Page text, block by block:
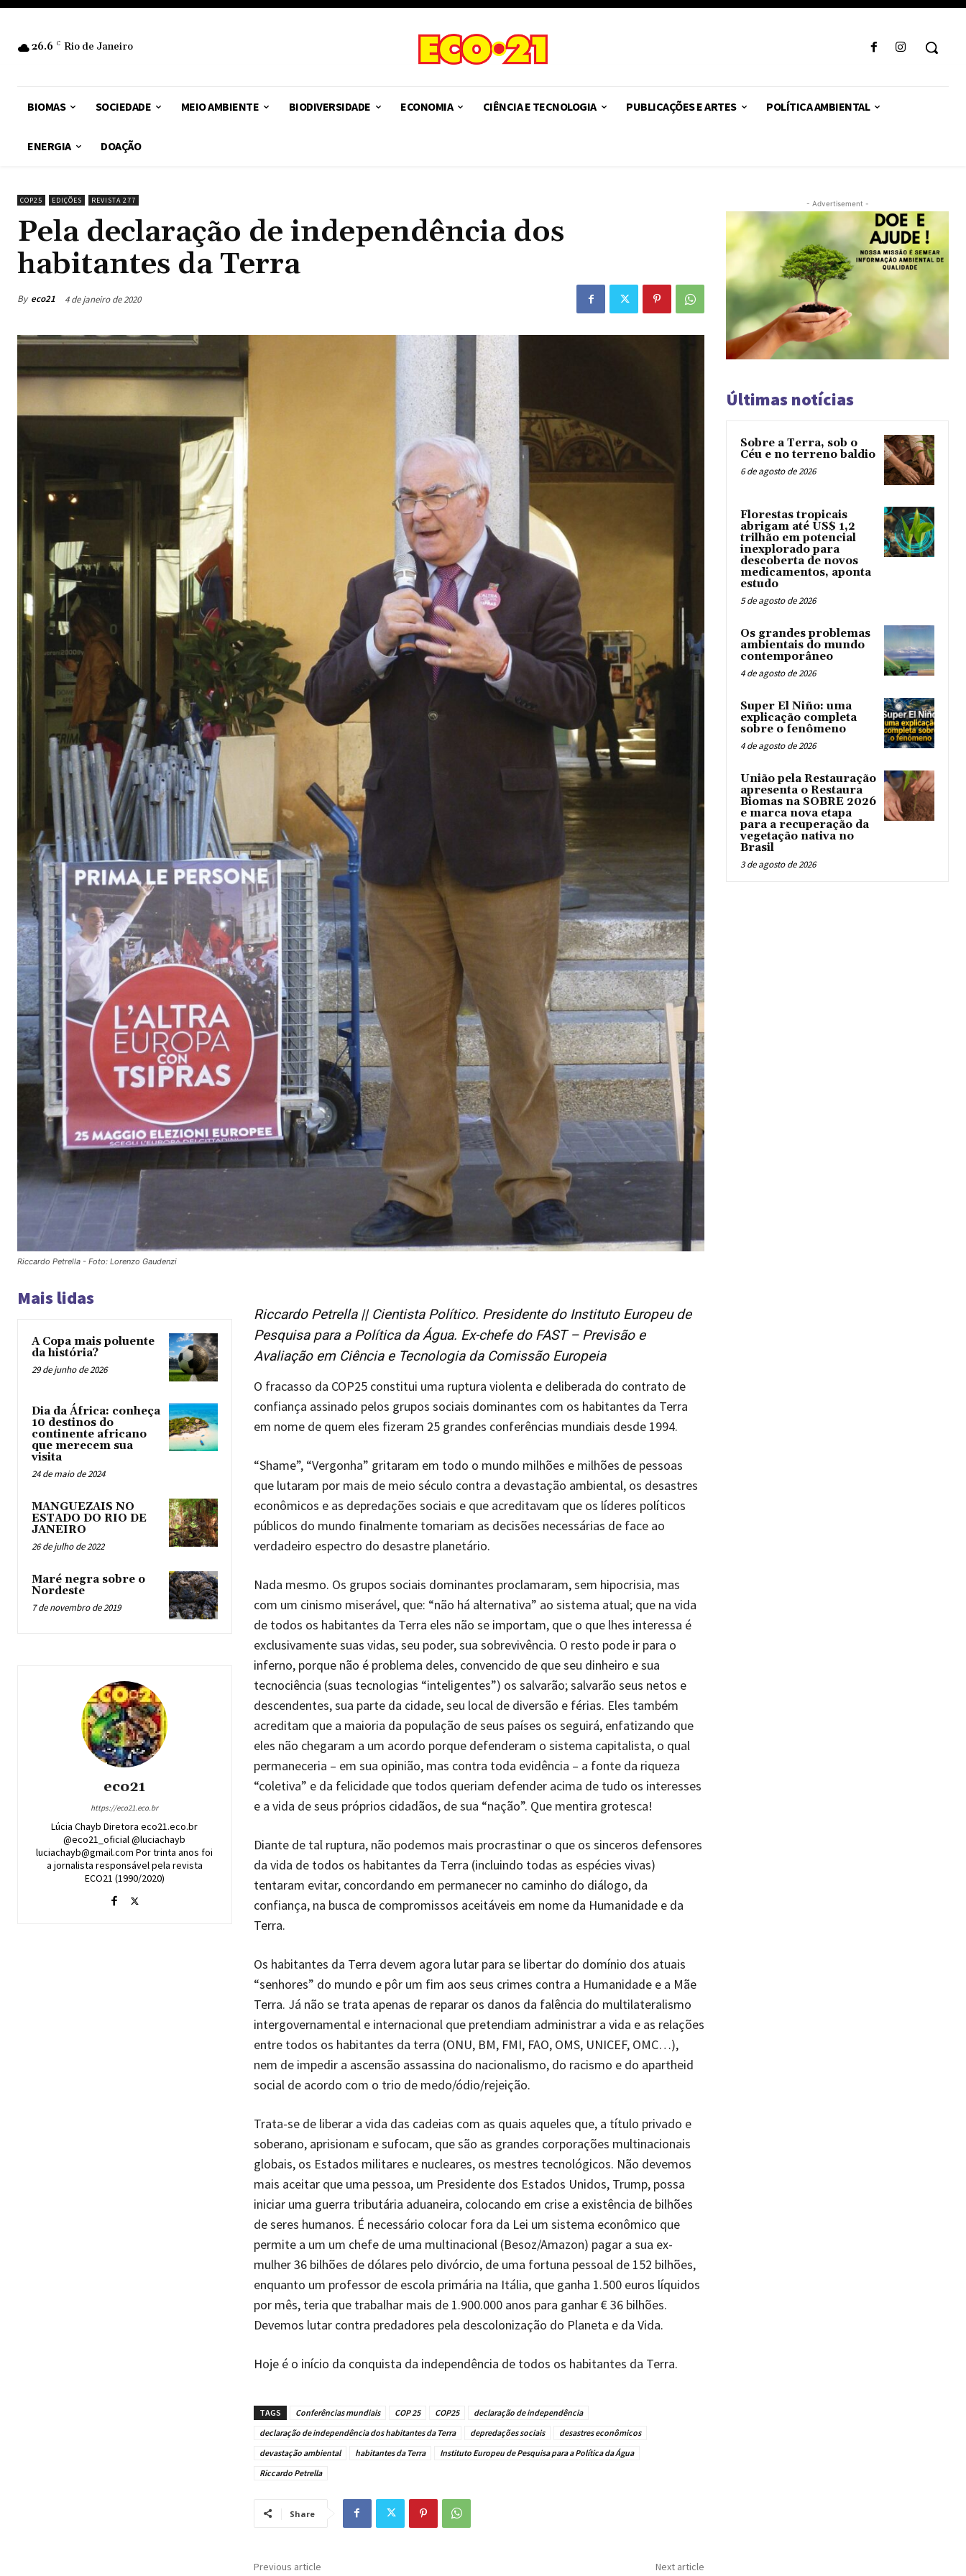
26.6 C Rio de Janeiro
BIOMAS SOCIEDADE MEIO AMBIENTE BIODIVERSIDADE ECONOMIA CIÊNCIA E TECNOLOGIA PUBLICAÇÕES E ARTES POLÍTICA AMBIENTAL
ENERGIA DOAÇÃO
COP25 EDIÇÕES REVISTA 277
Pela declaração de independência dos
habitantes da Terra
By eco21 4 de janeiro de 2020
Riccardo Petrella - Foto: Lorenzo Gaudenzi
Mais lidas
A Copa mais poluente
da história?
29 de junho de 2026
Dia da África: conheça
10 destinos do
continente africano
que merecem sua
visita
24 de maio de 2024
MANGUEZAIS NO
ESTADO DO RIO DE
JANEIRO
26 de julho de 2022
Maré negra sobre o
Nordeste
7 de novembro de 2019
eco21
https://eco21.eco.br
Lúcia Chayb Diretora eco21.eco.br
@eco21_oficial @luciachayb
luciachayb@gmail.com Por trinta anos foi
a jornalista responsável pela revista
ECO21 (1990/2020)
Riccardo Petrella || Cientista Político. Presidente do Instituto Europeu de
Pesquisa para a Política da Água. Ex-chefe do FAST – Previsão e
Avaliação em Ciência e Tecnologia da Comissão Europeia
O fracasso da COP25 constitui uma ruptura violenta e deliberada do contrato de
confiança assinado pelos grupos sociais dominantes com os habitantes da Terra
em nome de quem eles fizeram 25 grandes conferências mundiais desde 1994.
“Shame”, “Vergonha” gritaram em todo o mundo milhões e milhões de pessoas
que lutaram por mais de meio século contra a devastação ambiental, os desastres
econômicos e as depredações sociais e que acreditavam que os líderes políticos
públicos do mundo finalmente tomariam as decisões necessárias de face ao
verdadeiro espectro do desastre planetário.
Nada mesmo. Os grupos sociais dominantes proclamaram, sem hipocrisia, mas
com um cinismo miserável, que: “não há alternativa” ao sistema atual; que na vida
de todos os habitantes da Terra eles não se importam, que o que lhes interessa é
exclusivamente suas vidas, seu poder, sua sobrevivência. O resto pode ir para o
inferno, porque não é problema deles, convencido de que seu dinheiro e sua
tecnociência (suas tecnologias “inteligentes”) os salvarão; salvarão seus netos e
descendentes, sua parte da cidade, seu local de diversão e férias. Eles também
acreditam que a maioria da população de seus países os seguirá, enfatizando que
eles não chegaram a um acordo porque defenderam o sistema capitalista, o qual
permaneceria – em sua opinião, mas contra toda evidência – a fonte da riqueza
“coletiva” e da felicidade que todos queriam defender acima de tudo os interesses
e a vida de seus próprios cidadãos, de sua “nação”. Que mentira grotesca!
Diante de tal ruptura, não podemos mais procrastinar o que os sinceros defensores
da vida de todos os habitantes da Terra (incluindo todas as espécies vivas)
tentaram evitar, concordando em permanecer no caminho do diálogo, da
confiança, na busca de compromissos aceitáveis em nome da Humanidade e da
Terra.
Os habitantes da Terra devem agora lutar para se libertar do domínio dos atuais
“senhores” do mundo e pôr um fim aos seus crimes contra a Humanidade e a Mãe
Terra. Já não se trata apenas de reparar os danos da falência do multilateralismo
intergovernamental e internacional que pretendiam administrar a vida e as relações
entre todos os habitantes da terra (ONU, BM, FMI, FAO, OMS, UNICEF, OMC…),
nem de impedir a ascensão assassina do nacionalismo, do racismo e do apartheid
social de acordo com o trio de medo/ódio/rejeição.
Trata-se de liberar a vida das cadeias com as quais aqueles que, a título privado e
soberano, aprisionam e sufocam, que são as grandes corporações multinacionais
globais, os Estados militares e nucleares, os mestres tecnológicos. Não devemos
mais aceitar que uma pessoa, um Presidente dos Estados Unidos, Trump, possa
iniciar uma guerra tributária aduaneira, colocando em crise a existência de bilhões
de seres humanos. É necessário colocar fora da Lei um sistema econômico que
permite a um um chefe de uma multinacional (Besoz/Amazon) pagar a sua ex-
mulher 36 bilhões de dólares pelo divórcio, de uma fortuna pessoal de 152 bilhões,
enquanto um professor de escola primária na Itália, que ganha 1.500 euros líquidos
por mês, teria que trabalhar mais de 1.900.000 anos para ganhar € 36 bilhões.
Devemos lutar contra predadores pela descolonização do Planeta e da Vida.
Hoje é o início da conquista da independência de todos os habitantes da Terra.
TAGS Conferências mundiais COP 25 COP25
declaração de independência
declaração de independência dos habitantes da Terra
depredações sociais
desastres econômicos
devastação ambiental
habitantes da Terra
Instituto Europeu de Pesquisa para a Política da Água
Riccardo Petrella
Share
Previous article Next article
- Advertisement -
Últimas notícias
Sobre a Terra, sob o
Céu e no terreno baldio
6 de agosto de 2026
Florestas tropicais
abrigam até US$ 1,2
trilhão em potencial
inexplorado para
descoberta de novos
medicamentos, aponta
estudo
5 de agosto de 2026
Os grandes problemas
ambientais do mundo
contemporâneo
4 de agosto de 2026
Super El Niño: uma
explicação completa
sobre o fenômeno
4 de agosto de 2026
União pela Restauração
apresenta o Restaura
Biomas na SOBRE 2026
e marca nova etapa
para a recuperação da
vegetação nativa no
Brasil
3 de agosto de 2026